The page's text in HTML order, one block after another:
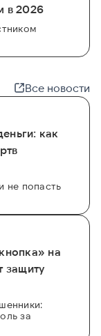
в 2026
Все новости
как
не попасть
на
защиту
за